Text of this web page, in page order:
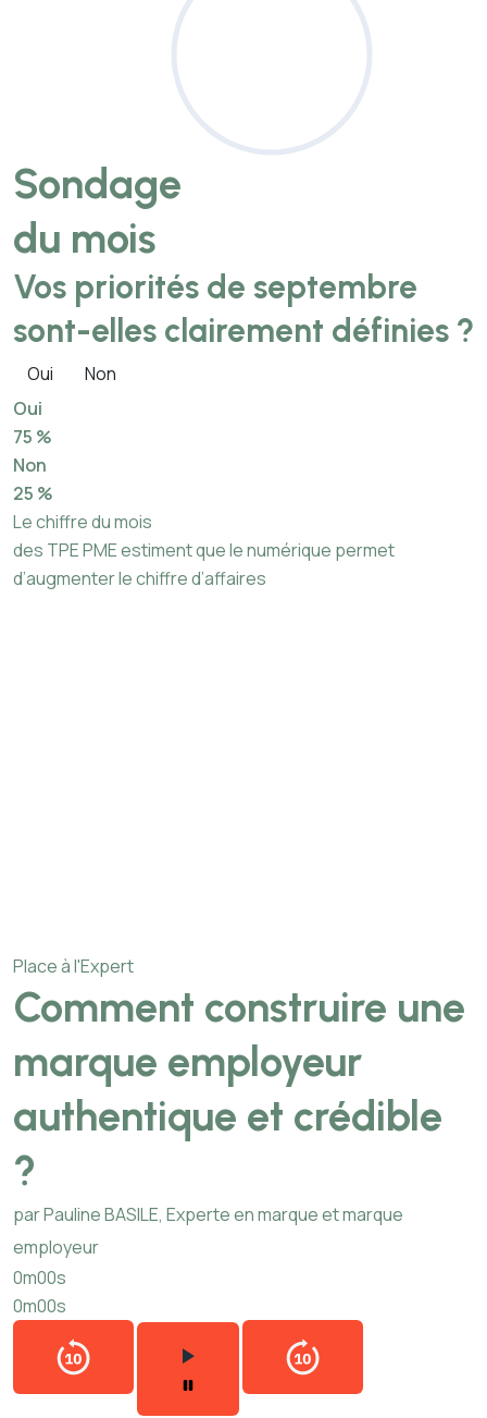
Sondage
du mois
Vos priorités de septembre
sont-elles clairement définies ?
Oui
Non
Oui
75 %
Non
25 %
Le chiffre du mois
des TPE PME estiment que le numérique permet
d’augmenter le chiffre d’affaires
Place à l'Expert
Comment construire une
marque employeur
authentique et crédible
?
par Pauline BASILE, Experte en marque et marque
employeur
0m00s
0m00s